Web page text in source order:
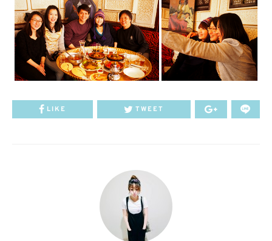
LIKE TWEET